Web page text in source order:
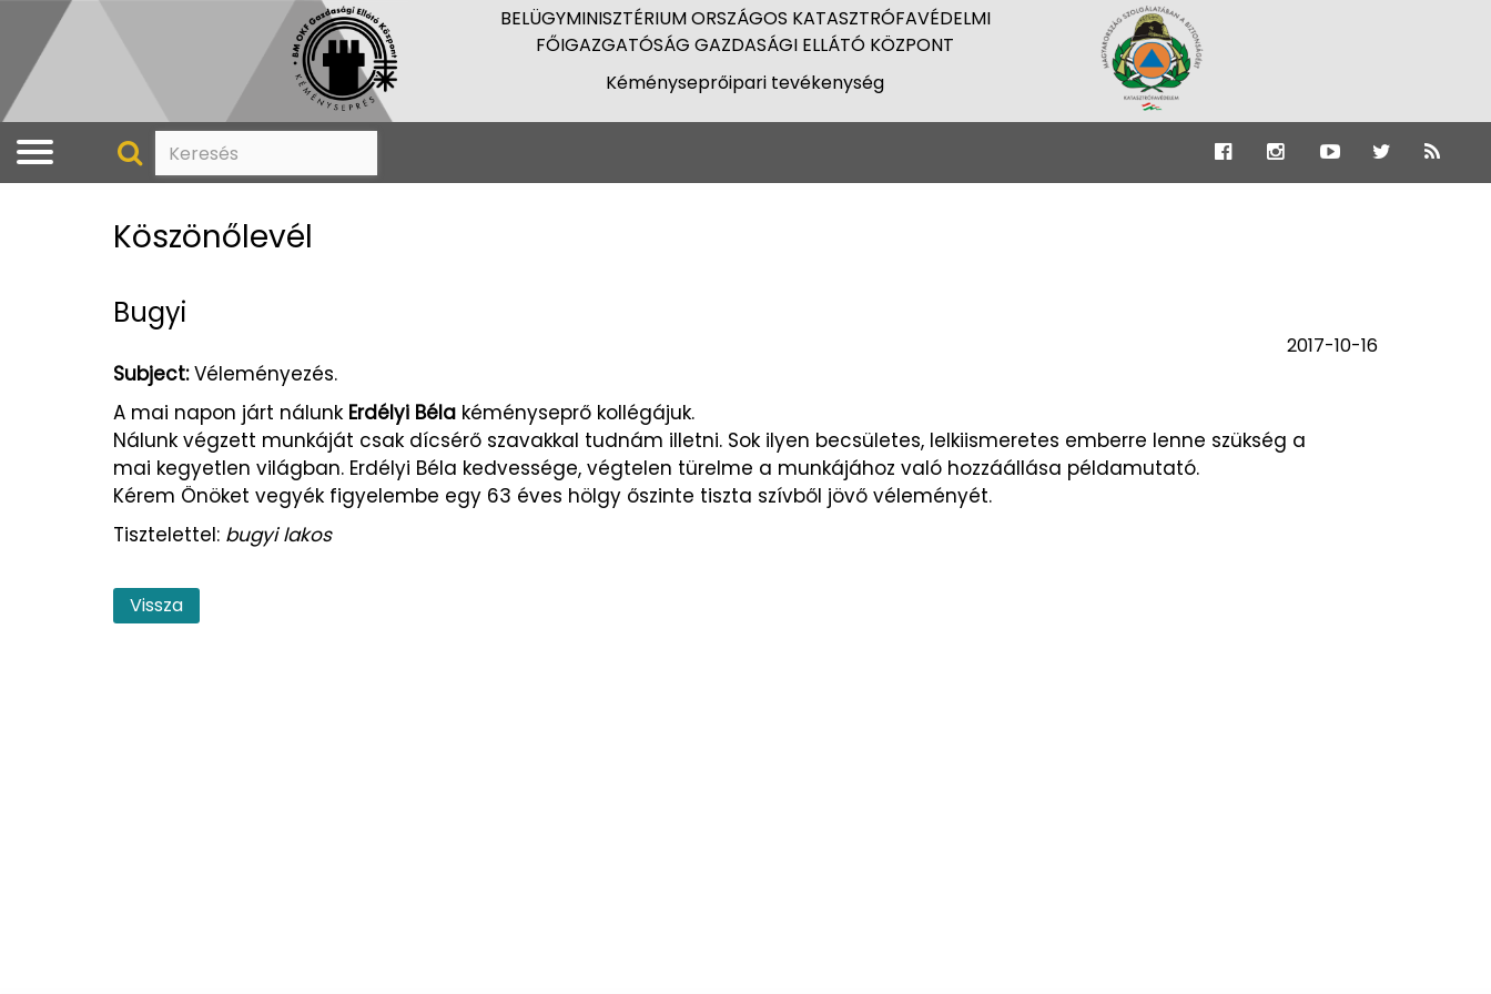
BELÜGYMINISZTÉRIUM ORSZÁGOS KATASZTRÓFAVÉDELMI
FŐIGAZGATÓSÁG GAZDASÁGI ELLÁTÓ KÖZPONT
Kéményseprőipari tevékenység
Köszönőlevél
Bugyi
2017-10-16
Subject:Véleményezés.
A mai napon járt nálunk Erdélyi Béla kéményseprő kollégájuk.
Nálunk végzett munkáját csak dícsérő szavakkal tudnám illetni. Sok ilyen becsületes, lelkiismeretes emberre lenne szükség a
mai kegyetlen világban. Erdélyi Béla kedvessége, végtelen türelme a munkájához való hozzáállása példamutató.
Kérem Önöket vegyék figyelembe egy 63 éves hölgy őszinte tiszta szívből jövő véleményét.
Tisztelettel: bugyi lakos
Vissza